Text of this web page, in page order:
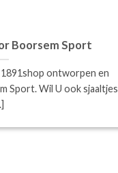
Boorsem Sport
ontworpen en
Sport. Wil U ook sjaaltjes